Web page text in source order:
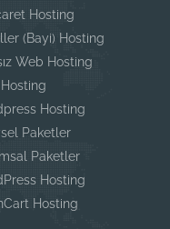
Hosting
(Bayi) Hosting
Web Hosting
Hosting
Paketler
Paketler
Hosting
Hosting